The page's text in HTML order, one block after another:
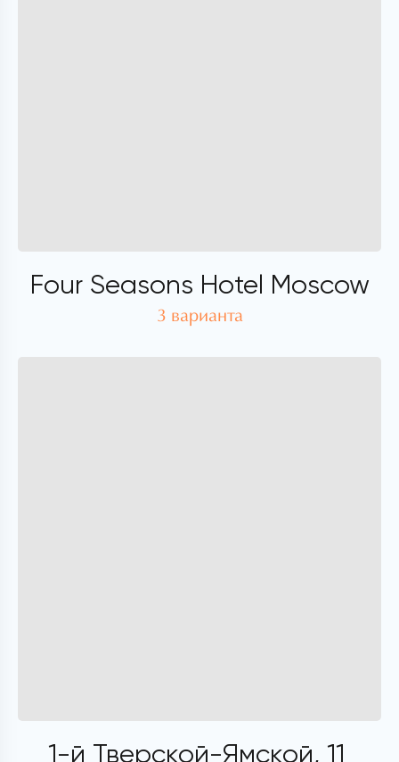
Four Seasons Hotel Moscow
3 варианта
1-й Тверской-Ямской, 11